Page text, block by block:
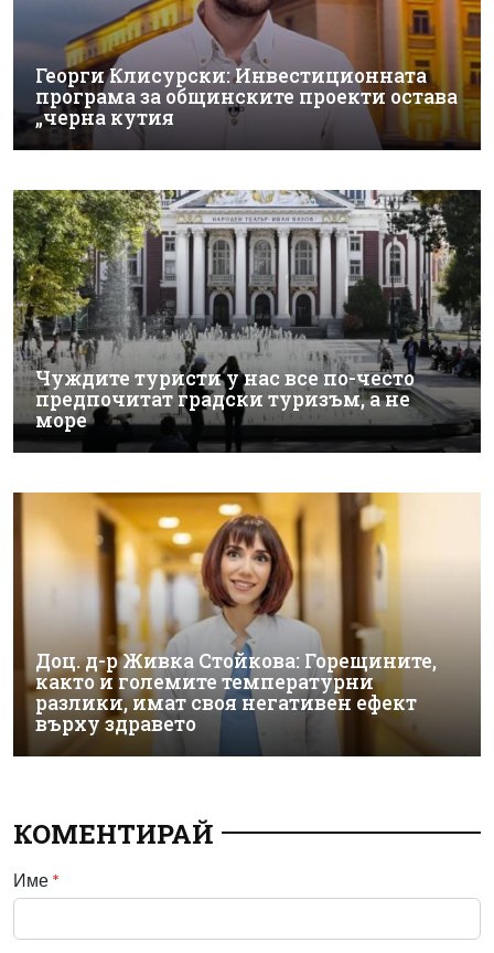
Георги Клисурски: Инвестиционната
програма за общинските проекти остава
„черна кутия
Чуждите туристи у нас все по-често
предпочитат градски туризъм, а не
море
Доц. д-р Живка Стойкова: Горещините,
както и големите температурни
разлики, имат своя негативен ефект
върху здравето
КОМЕНТИРАЙ
Име *